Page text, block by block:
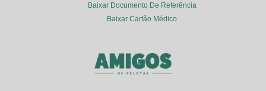
Baixar Documento De Referência
Baixar Cartão Médico